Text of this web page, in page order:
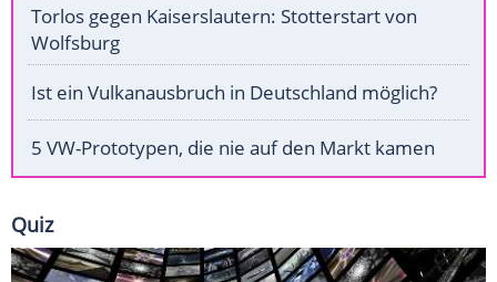
Torlos gegen Kaiserslautern: Stotterstart von
Wolfsburg
Ist ein Vulkanausbruch in Deutschland möglich?
5 VW-Prototypen, die nie auf den Markt kamen
Quiz